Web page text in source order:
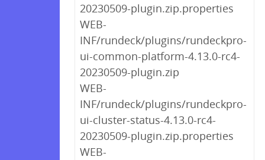
20230509-plugin.zip.properties
WEB-
INF/rundeck/plugins/rundeckpro-
ui-common-platform-4.13.0-rc4-
20230509-plugin.zip
WEB-
INF/rundeck/plugins/rundeckpro-
ui-cluster-status-4.13.0-rc4-
20230509-plugin.zip.properties
WEB-